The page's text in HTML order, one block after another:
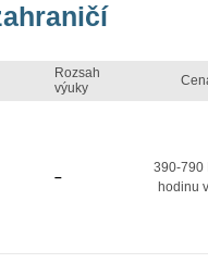
Rozsah
výuky
–
390-790
hodinu